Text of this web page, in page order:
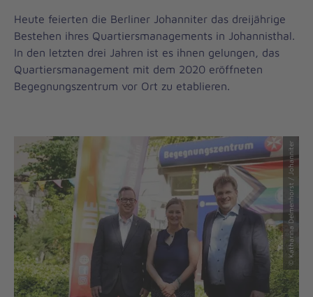
Heute feierten die Berliner Johanniter das dreijährige
Bestehen ihres Quartiersmanagements in Johannisthal.
In den letzten drei Jahren ist es ihnen gelungen, das
Quartiersmanagement mit dem 2020 eröffneten
Begegnungszentrum vor Ort zu etablieren.
© Katharina Delmenhorst / Johanniter